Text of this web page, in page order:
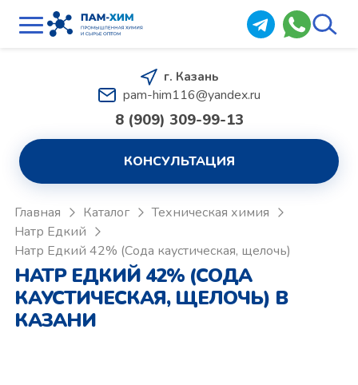
г. Казань
pam-him116@yandex.ru
8 (909) 309-99-13
КОНСУЛЬТАЦИЯ
Главная Каталог
Техническая химия
Натр Едкий
Натр Едкий 42% (Сода каустическая, щелочь)
НАТР ЕДКИЙ 42% (СОДА
КАУСТИЧЕСКАЯ, ЩЕЛОЧЬ) В
КАЗАНИ